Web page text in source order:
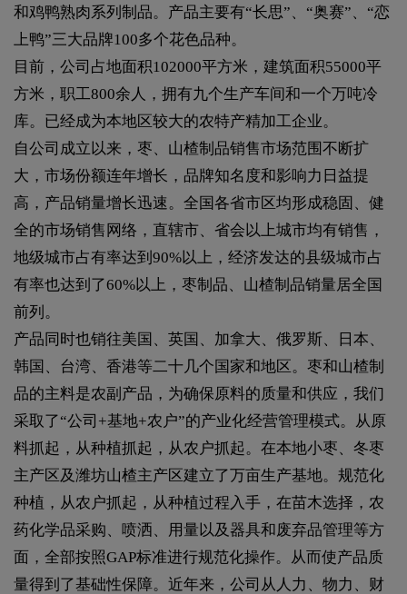
和鸡鸭熟肉系列制品。产品主要有“长思”、“奥赛”、“恋
上鸭”三大品牌100多个花色品种。
目前，公司占地面积102000平方米，建筑面积55000平
方米，职工800余人，拥有九个生产车间和一个万吨冷
库。已经成为本地区较大的农特产精加工企业。
自公司成立以来，枣、山楂制品销售市场范围不断扩
大，市场份额连年增长，品牌知名度和影响力日益提
高，产品销量增长迅速。全国各省市区均形成稳固、健
全的市场销售网络，直辖市、省会以上城市均有销售，
地级城市占有率达到90%以上，经济发达的县级城市占
有率也达到了60%以上，枣制品、山楂制品销量居全国
前列。
产品同时也销往美国、英国、加拿大、俄罗斯、日本、
韩国、台湾、香港等二十几个国家和地区。枣和山楂制
品的主料是农副产品，为确保原料的质量和供应，我们
采取了“公司+基地+农户”的产业化经营管理模式。从原
料抓起，从种植抓起，从农户抓起。在本地小枣、冬枣
主产区及潍坊山楂主产区建立了万亩生产基地。规范化
种植，从农户抓起，从种植过程入手，在苗木选择，农
药化学品采购、喷洒、用量以及器具和废弃品管理等方
面，全部按照GAP标准进行规范化操作。从而使产品质
量得到了基础性保障。近年来，公司从人力、物力、财